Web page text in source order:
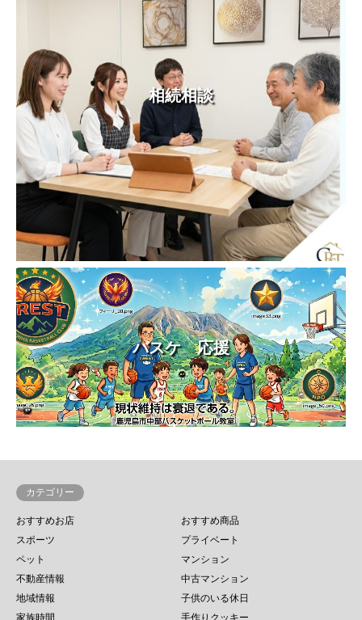
相続相談
バスケ 応援
カテゴリー
おすすめお店
おすすめ商品
スポーツ
プライベート
ペット
マンション
不動産情報
中古マンション
地域情報
子供のいる休日